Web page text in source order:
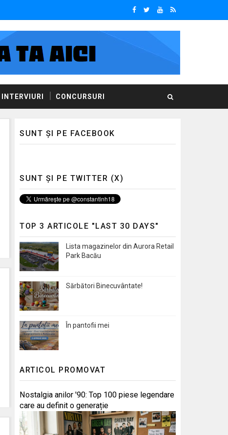
INTERVIURI CONCURSURI
SUNT ȘI PE FACEBOOK
SUNT ȘI PE TWITTER (X)
TOP 3 ARTICOLE "LAST 30 DAYS"
Lista magazinelor din Aurora Retail
Park Bacău
Sărbători Binecuvântate!
În pantofii mei
ARTICOL PROMOVAT
Nostalgia anilor '90: Top 100 piese legendare
care au definit o generație